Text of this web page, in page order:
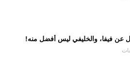
عن فيفا، والخليفي ليس أفضل منه!